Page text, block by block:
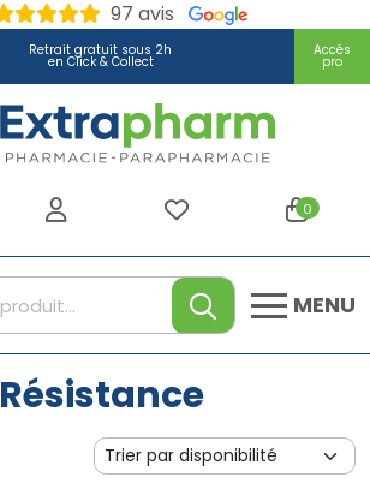
97 avis
Retrait gratuit sous 2h
en Click & Collect
Accès
pro
Extrapharm Votre
0
MENU
Résistance